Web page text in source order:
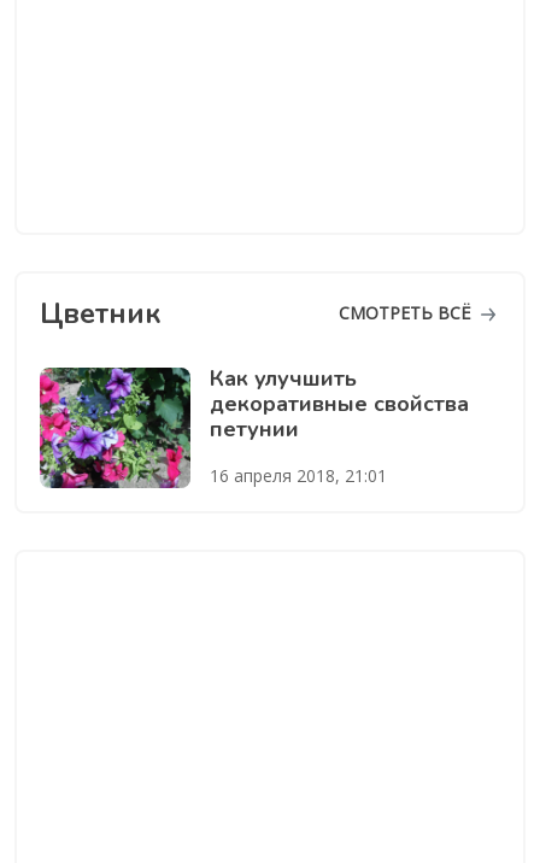
Цветник СМОТРЕТЬ ВСЁ
Как улучшить
декоративные свойства
петунии
16 апреля 2018, 21:01